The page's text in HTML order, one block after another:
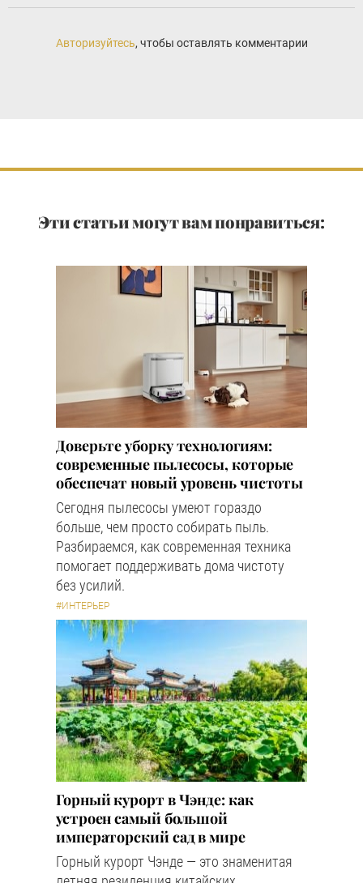
Авторизуйтесь, чтобы оставлять комментарии
Эти статьи могут вам понравиться:
Доверьте уборку технологиям:
современные пылесосы, которые
обеспечат новый уровень чистоты
Сегодня пылесосы умеют гораздо
больше, чем просто собирать пыль.
Разбираемся, как современная техника
помогает поддерживать дома чистоту
без усилий.
#ИНТЕРЬЕР
Горный курорт в Чэнде: как
устроен самый большой
императорский сад в мире
Горный курорт Чэнде — это знаменитая